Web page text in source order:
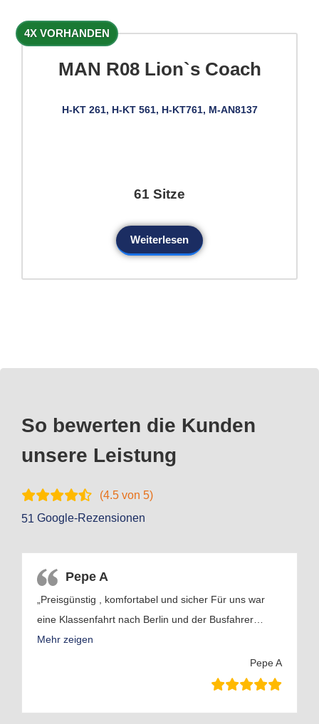
4X VORHANDEN
MAN R08 Lion`s Coach
H-KT 261, H-KT 561, H-KT761, M-AN8137
61 Sitze
Weiterlesen
So bewerten die Kunden
unsere Leistung
(4.5 von 5)
51 Google-Rezensionen
Pepe A
„Preisgünstig , komfortabel und sicher Für uns war
eine Klassenfahrt nach Berlin und der Busfahrer…
Mehr zeigen
Pepe A